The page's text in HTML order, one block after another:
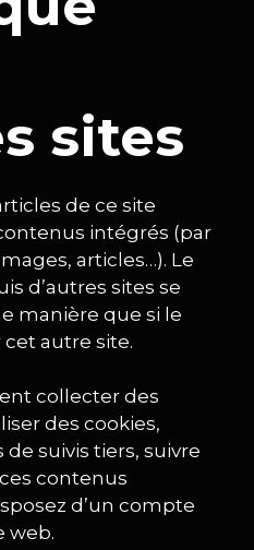
sites
de ce site
intégrés (par
articles…). Le
d’autres sites se
manière que si le
autre site.
collecter des
des cookies,
suivis tiers, suivre
contenus
d’un compte
web.